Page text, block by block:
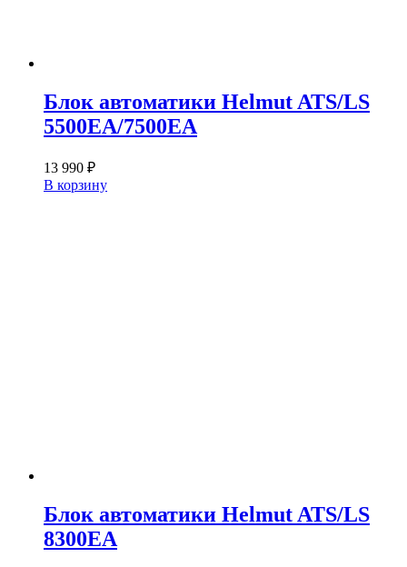
Блок автоматики Helmut ATS/LS
5500EA/7500EA
13 990 ₽
В корзину
Блок автоматики Helmut ATS/LS
8300EA